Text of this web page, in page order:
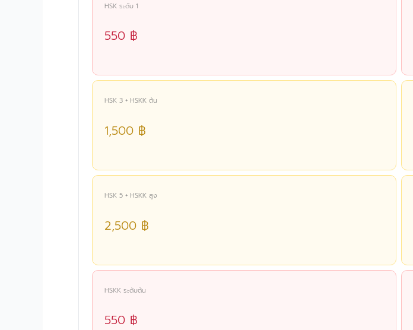
HSK ระดับ 1
550 ฿
HSK 3 + HSKK ต้น
1,500 ฿
HSK 5 + HSKK สูง
2,500 ฿
HSKK ระดับต้น
550 ฿